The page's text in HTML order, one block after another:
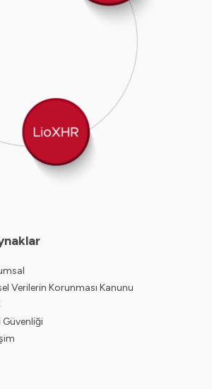
Verilerin Korunması Kanunu
Güvenliği